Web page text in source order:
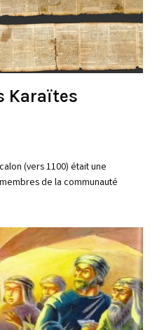
Karaïtes
(vers 1100) était une
de la communauté